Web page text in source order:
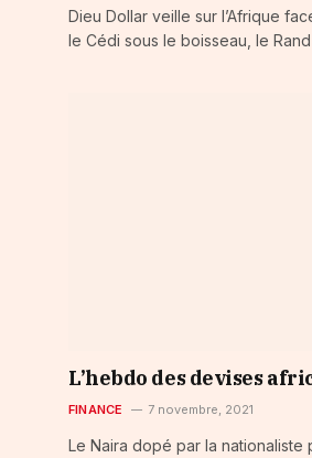
Dieu Dollar veille sur l’Afrique
le Cédi sous le boisseau, le
L’hebdo des devises
FINANCE 7 novembre, 2021
Le Naira dopé par la